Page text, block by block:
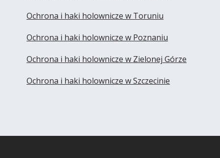
Ochrona i haki holownicze w Toruniu
Ochrona i haki holownicze w Poznaniu
Ochrona i haki holownicze w Zielonej Górze
Ochrona i haki holownicze w Szczecinie